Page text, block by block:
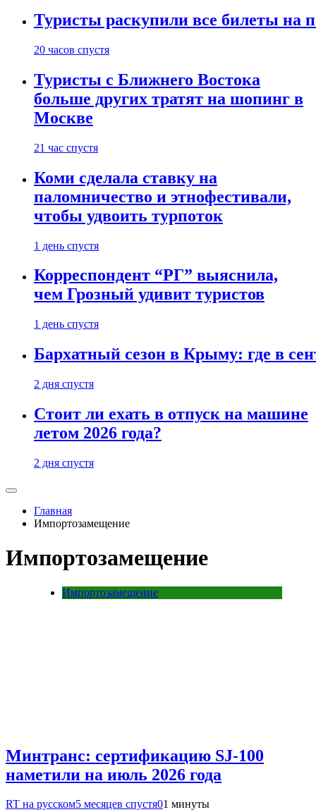
Туристы раскупили все билеты на
20 часов спустя
Туристы с Ближнего Востока
больше других тратят на шопинг в
Москве
21 час спустя
Коми сделала ставку на
паломничество и этнофестивали,
чтобы удвоить турпоток
1 день спустя
Корреспондент “РГ” выяснила,
чем Грозный удивит туристов
1 день спустя
Бархатный сезон в Крыму: где в
2 дня спустя
Стоит ли ехать в отпуск на машине
летом 2026 года?
2 дня спустя
Главная
Импортозамещение
Импортозамещение
Импортозамещение
Минтранс: сертификацию SJ-100
наметили на июль 2026 года
RT на русском5 месяцев спустя01 минуты